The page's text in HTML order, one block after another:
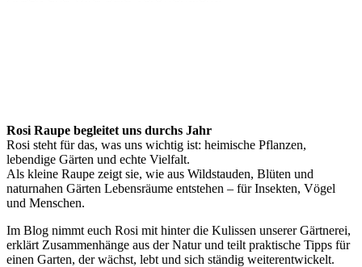
Rosi Raupe begleitet uns durchs Jahr
Rosi steht für das, was uns wichtig ist: heimische Pflanzen,
lebendige Gärten und echte Vielfalt.
Als kleine Raupe zeigt sie, wie aus Wildstauden, Blüten und
naturnahen Gärten Lebensräume entstehen – für Insekten, Vögel
und Menschen.
Im Blog nimmt euch Rosi mit hinter die Kulissen unserer Gärtnerei,
erklärt Zusammenhänge aus der Natur und teilt praktische Tipps für
einen Garten, der wächst, lebt und sich ständig weiterentwickelt.